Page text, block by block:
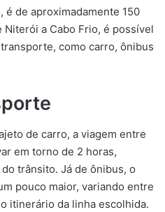
é de aproximadamente 150
a Cabo Frio, é possível
como carro, ônibus
de carro, a viagem entre
em torno de 2 horas,
trânsito. Já de ônibus, o
pouco maior, variando entre
itinerário da linha escolhida.